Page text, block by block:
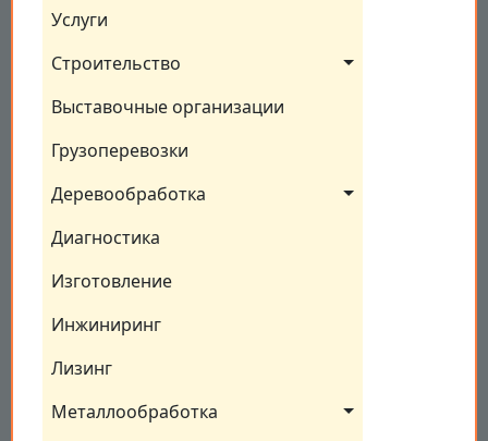
Услуги
Строительство
Выставочные организации
Грузоперевозки
Деревообработка
Диагностика
Изготовление
Инжиниринг
Лизинг
Металлообработка